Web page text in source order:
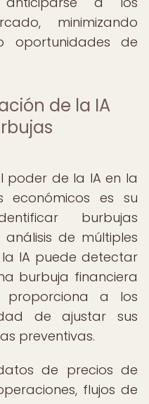
minimizando
oportunidades de
de la IA
poder de la IA en la
económicos es su
burbujas
de múltiples
IA puede detectar
burbuja financiera
a los
de ajustar sus
preventivas.
de precios de
flujos de